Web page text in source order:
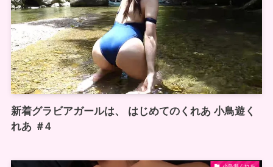
新着グラビアガールは、 はじめてのくれあ 小鳥遊く
れあ ＃4